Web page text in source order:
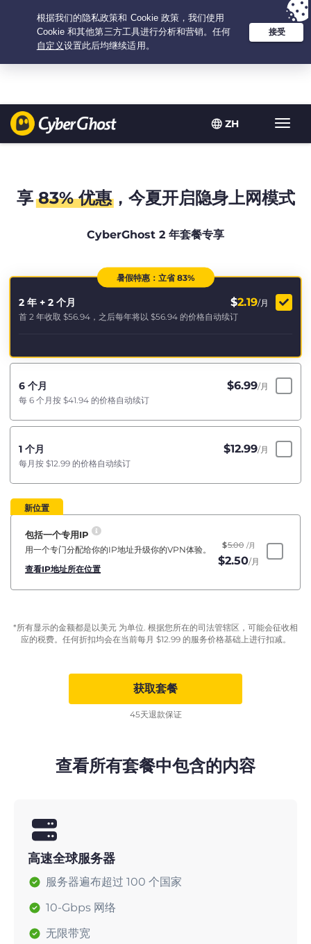
ZH
Your choice:The Best Dealfor 2.1666666666667-years at $2.19
/month
享83% 优惠，今夏开启隐身上网模式
CyberGhost 2 年套餐专享
暑假特惠：立省 83%
2 年 + 2 个月 $2.19/月
首 2 年收取 $56.94 ，之后每年将以 $56.94 的价格自动续订
6 个月 $6.99/月
每 6 个月按 $41.94 的价格自动续订
1 个月 $12.99/月
每月按 $12.99 的价格自动续订
新位置
包括一个专用IP
用一个专门分配给你的IP地址升级你的VPN体验。
查看IP地址所在位置
$5.00 /月
$2.50/月
*所有显示的金额都是以美元 为单位. 根据您所在的司法管辖区，可能会征收相
应的税费。任何折扣均会在当前每月 $12.99的服务价格基础上进行扣减。
获取套餐
45天退款保证
查看所有套餐中包含的内容
高速全球服务器
服务器遍布超过 100 个国家
10-Gbps 网络
无限带宽